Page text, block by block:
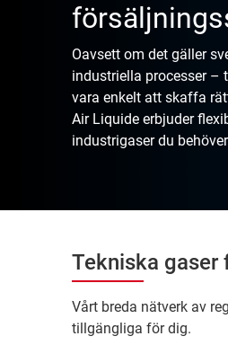
Oavsett om det gäller
industriella processer –
vara enkelt att skaffa
Air Liquide erbjuder
industrigaser du
Tekniska
Vårt breda nätverk av
tillgängliga för dig.